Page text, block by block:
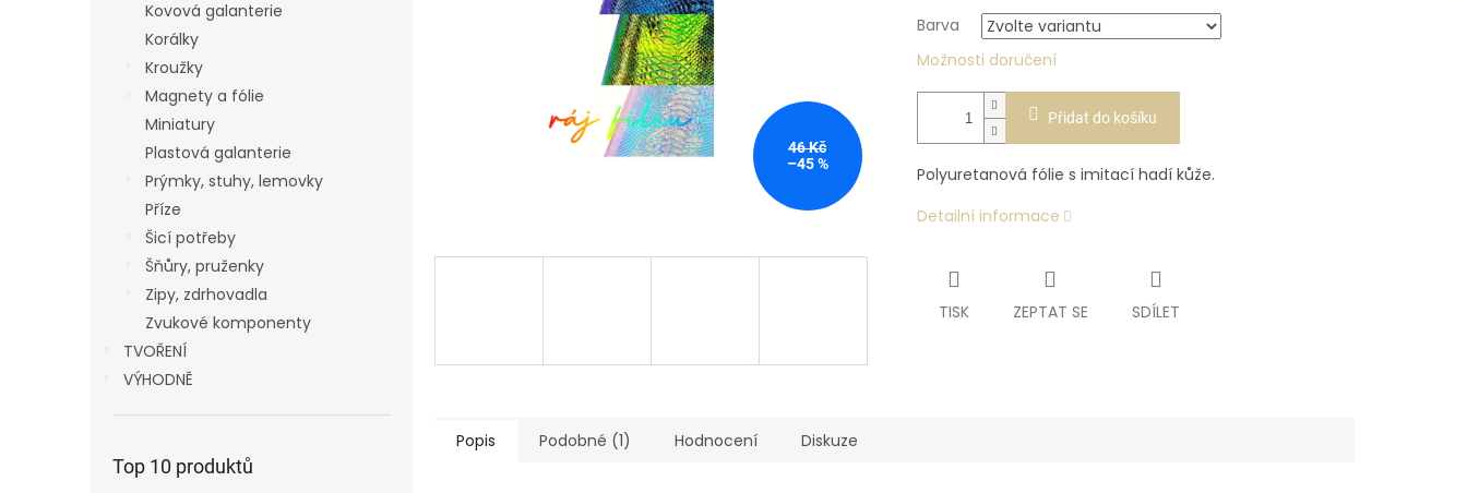
Kovová galanterie
Korálky
Kroužky
Magnety a fólie
Miniatury
Plastová galanterie
Prýmky, stuhy, lemovky
Příze
Šicí potřeby
Šňůry, pruženky
Zipy, zdrhovadla
Zvukové komponenty
TVOŘENÍ
VÝHODNĚ
Top 10 produktů
46 Kč
–45 %
Barva
Možnosti doručení
Přidat do košíku
Polyuretanová fólie s imitací hadí kůže.
Detailní informace
TISK ZEPTAT SE SDÍLET
Popis Podobné (1) Hodnocení Diskuze